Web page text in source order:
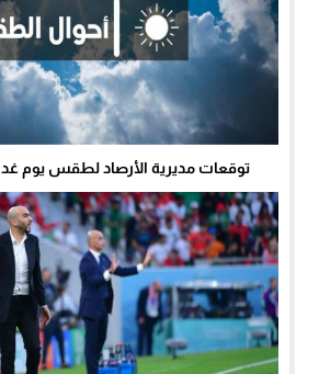
توقعات مديرية الأرصاد لطقس يوم غد